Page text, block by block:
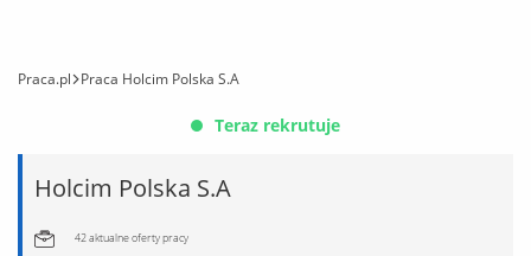
Praca.pl Praca Holcim Polska S.A
Teraz rekrutuje
Holcim Polska S.A
42 aktualne oferty pracy